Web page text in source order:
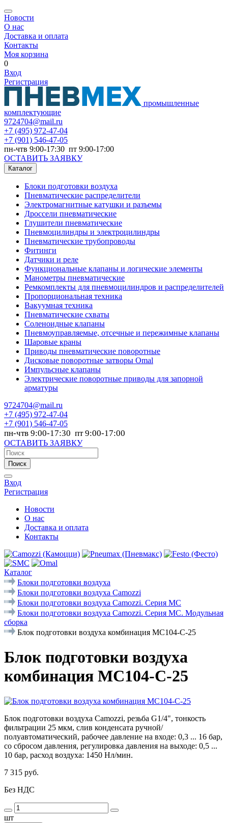
Новости
О нас
Доставка и оплата
Контакты
Моя корзина
0
Вход
Регистрация
промышленные
комплектующие
9724704@mail.ru
+7 (495) 972-47-04
+7 (901) 546-47-05
пн-чтв 9:00-17:30 пт 9:00-17:00
ОСТАВИТЬ ЗАЯВКУ
Каталог
Блоки подготовки воздуха
Пневматические распределители
Электромагнитные катушки и разъемы
Дроссели пневматические
Глушители пневматические
Пневмоцилиндры и электроцилиндры
Пневматические трубопроводы
Фитинги
Датчики и реле
Функциональные клапаны и логические элементы
Манометры пневматические
Ремкомплекты для пневмоцилиндров и распределителей
Пропорциональная техника
Вакуумная техника
Пневматические схваты
Соленоидные клапаны
Пневмоуправляемые, отсечные и пережимные клапаны
Шаровые краны
Приводы пневматические поворотные
Дисковые поворотные затворы Omal
Импульсные клапаны
Электрические поворотные приводы для запорной
арматуры
9724704@mail.ru
+7 (495) 972-47-04
+7 (901) 546-47-05
пн-чтв 9:00-17:30 пт 9:00-17:00
ОСТАВИТЬ ЗАЯВКУ
Поиск
Вход
Регистрация
Новости
О нас
Доставка и оплата
Контакты
Каталог
Блоки подготовки воздуха
Блоки подготовки воздуха Camozzi
Блоки подготовки воздуха Camozzi. Серия МС
Блоки подготовки воздуха Camozzi. Серия MC. Модульная
сборка
Блок подготовки воздуха комбинация MC104-C-25
Блок подготовки воздуха
комбинация MC104-C-25
Блок подготовки воздуха Camozzi, резьба G1/4", тонкость
фильтрации 25 мкм, слив конденсата ручной/
полуавтоматический, рабочее давление на входе: 0,3 ... 16 бар,
со сбросом давления, регулировка давления на выходе: 0,5 ...
10 бар, расход воздуха: 1450 Нл/мин.
7 315 руб.
Без НДС
шт